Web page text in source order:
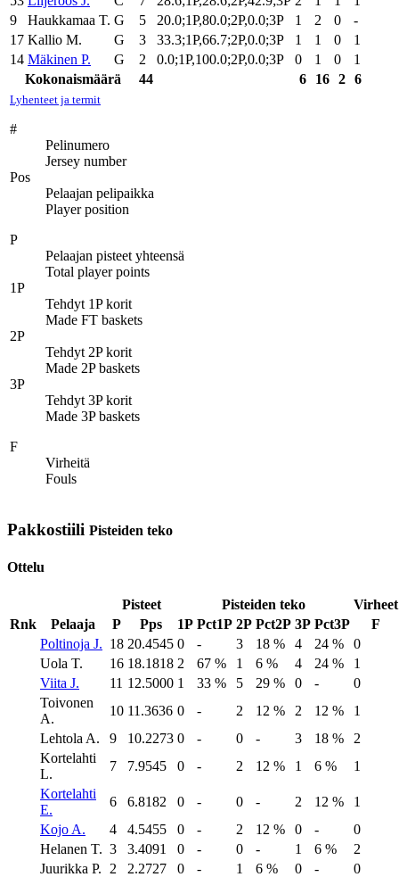
9
Haukkamaa T. G 5 20.0;1P,80.0;2P,0.0;3P 1 2 0
-
17 Kallio M. G 3 33.3;1P,66.7;2P,0.0;3P 1 1 0
1
14 Mäkinen P. G 2 0.0;1P,100.0;2P,0.0;3P 0 1 0
1
Kokonaismäärä
44 6 16 2 6
Lyhenteet ja termit
#
Pelinumero
Jersey number
Pos
Pelaajan pelipaikka
Player position
P
Pelaajan pisteet yhteensä
Total player points
1P
Tehdyt 1P korit
Made FT baskets
2P
Tehdyt 2P korit
Made 2P baskets
3P
Tehdyt 3P korit
Made 3P baskets
F
Virheitä
Fouls
Pakkostiili Pisteiden teko
Ottelu
Pisteet Pisteiden teko
Virheet
Rnk
Pelaaja P Pps 1P Pct1P 2P Pct2P 3P Pct3P
F
Poltinoja J. 18 20.4545 0 - 3 18 % 4 24 %
0
Uola T.
16 18.1818 2 67 % 1 6 % 4 24 %
1
Viita J.
11 12.5000 1 33 % 5 29 % 0 -
0
Toivonen
A.
10 11.3636 0 - 2 12 % 2 12 %
1
Lehtola A.
9 10.2273 0 - 0 - 3 18 %
2
Kortelahti
L.
7 7.9545 0 - 2 12 % 1 6 %
1
Kortelahti
E.
6 6.8182 0 - 0 - 2 12 %
1
Kojo A.
4 4.5455 0 - 2 12 % 0 -
0
Helanen T. 3 3.4091 0 - 0 - 1 6 %
2
Juurikka P.
2 2.2727 0 - 1 6 % 0 -
0